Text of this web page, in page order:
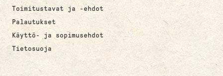
Toimitustavat ja -ehdot
Palautukset
Käyttö- ja sopimusehdot
Tietosuoja